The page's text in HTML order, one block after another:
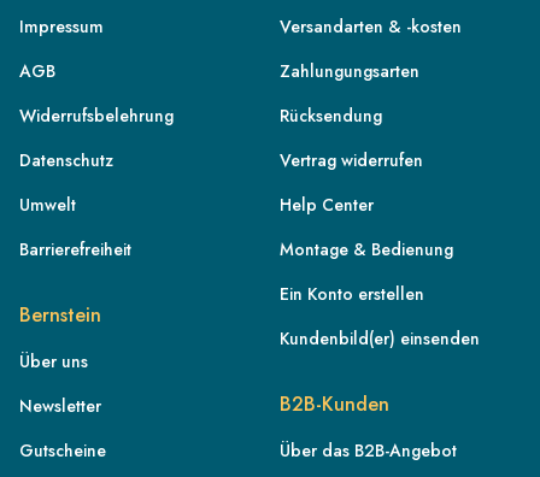
Impressum
AGB
Widerrufsbelehrung
Datenschutz
Umwelt
Barrierefreiheit
Bernstein
Über uns
Newsletter
Gutscheine
Versandarten & -kosten
Zahlungungsarten
Rücksendung
Vertrag widerrufen
Help Center
Montage & Bedienung
Ein Konto erstellen
Kundenbild(er) einsenden
B2B-Kunden
Über das B2B-Angebot
AT
CH